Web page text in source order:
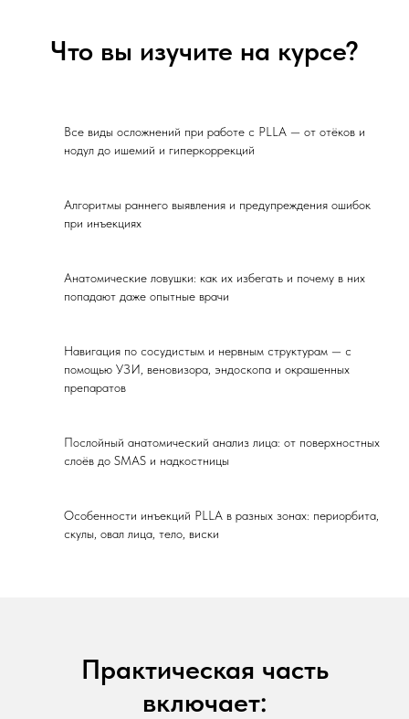
Что вы изучите на курсе?
Все виды осложнений при работе с PLLA — от отёков и
нодул до ишемий и гиперкоррекций
Алгоритмы раннего выявления и предупреждения ошибок
при инъекциях
Анатомические ловушки: как их избегать и почему в них
попадают даже опытные врачи
Навигация по сосудистым и нервным структурам — с
помощью УЗИ, веновизора, эндоскопа и окрашенных
препаратов
Послойный анатомический анализ лица: от поверхностных
слоёв до SMAS и надкостницы
Особенности инъекций PLLA в разных зонах: периорбита,
скулы, овал лица, тело, виски
Практическая часть
включает: